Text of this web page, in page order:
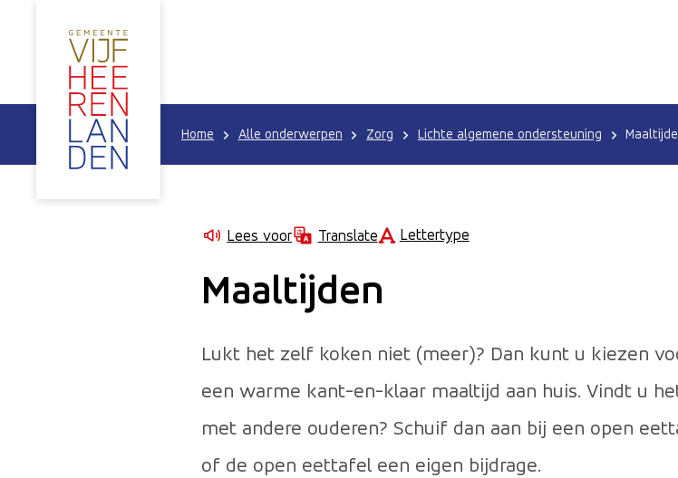
Home Alle onderwerpen Zorg Lichte algemene ondersteuning
Lees voor Translate Lettertype
Maaltijden
Lukt het zelf koken niet (meer)? Dan kunt u kiezen
een warme kant-en-klaar maaltijd aan huis. Vindt u
met andere ouderen? Schuif dan aan bij een open
of de open eettafel een eigen bijdrage.